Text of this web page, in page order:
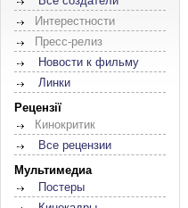
Интерестности
Пресс-релиз
Новости к фильму
Линки
Рецензії
Кинокритик
Все рецензии
Мультимедиа
Постеры